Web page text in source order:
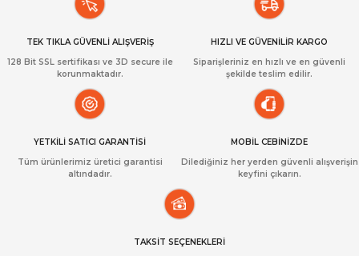
TEK TIKLA GÜVENLİ ALIŞVERİŞ
128 Bit SSL sertifikası ve 3D secure ile
korunmaktadır.
HIZLI VE GÜVENİLİR KARGO
Siparişleriniz en hızlı ve en güvenli
şekilde teslim edilir.
YETKİLİ SATICI GARANTİSİ
Tüm ürünlerimiz üretici garantisi
altındadır.
MOBİL CEBİNİZDE
Dilediğiniz her yerden güvenli alışverişin
keyfini çıkarın.
TAKSİT SEÇENEKLERİ